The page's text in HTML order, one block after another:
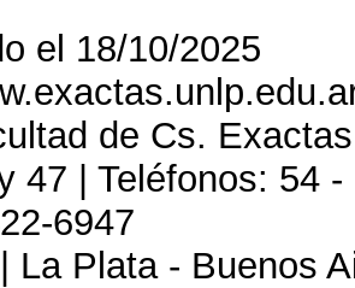
el 18/10/2025
de Cs.
47 | Teléfonos: 54
6947
La Plata - Buenos